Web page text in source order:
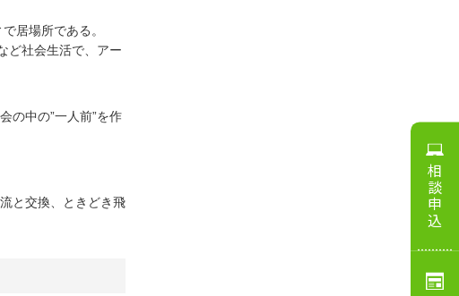
居場所である。
ど社会生活で、アー
の中の”一人前”を作
と交換、ときどき飛
相談申込